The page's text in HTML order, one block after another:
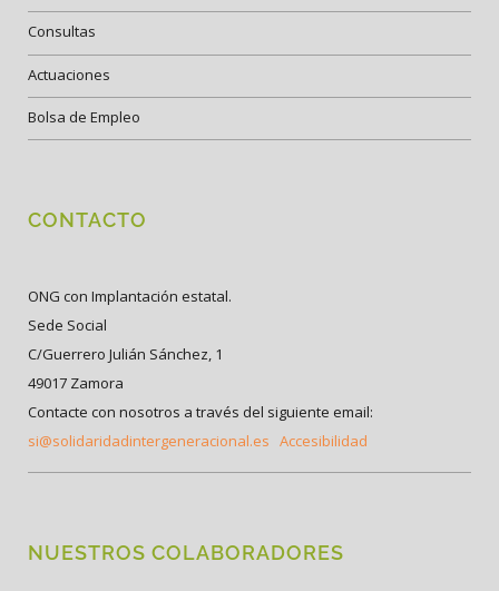
Consultas
Actuaciones
Bolsa de Empleo
CONTACTO
ONG con Implantación estatal.
Sede Social
C/Guerrero Julián Sánchez, 1
49017 Zamora
Contacte con nosotros a través del siguiente email:
si@solidaridadintergeneracional.es Accesibilidad
NUESTROS COLABORADORES